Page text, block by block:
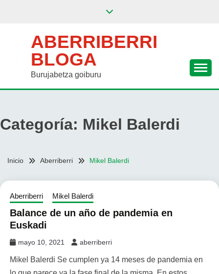
ABERRIBERRI
BLOGA
Burujabetza goiburu
Categoría: Mikel Balerdi
Inicio Aberriberri Mikel Balerdi
Aberriberri Mikel Balerdi
Balance de un año de pandemia en
Euskadi
mayo 10, 2021 aberriberri
Mikel Balerdi Se cumplen ya 14 meses de pandemia en